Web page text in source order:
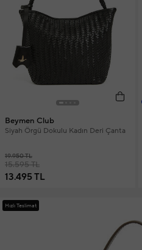
Beymen Club
Siyah Örgü Dokulu Kadın Deri Çanta
19.950 TL
15.595 TL
13.495 TL
Hızlı Teslimat